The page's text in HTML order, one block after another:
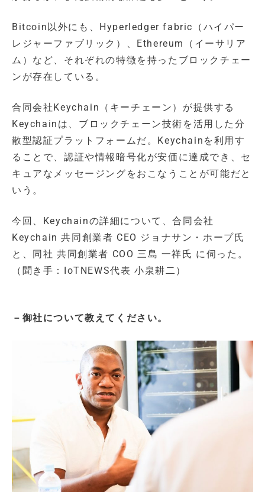
Bitcoin以外にも、Hyperledger fabric（ハイパー
レジャーファブリック）、Ethereum（イーサリア
ム）など、それぞれの特徴を持ったブロックチェー
ンが存在している。
合同会社Keychain（キーチェーン）が提供する
Keychainは、ブロックチェーン技術を活用した分
散型認証プラットフォームだ。Keychainを利用す
ることで、認証や情報暗号化が安価に達成でき、セ
キュアなメッセージングをおこなうことが可能だと
いう。
今回、Keychainの詳細について、合同会社
Keychain 共同創業者 CEO ジョナサン・ホープ氏
と、同社 共同創業者 COO 三島 一祥氏 に伺った。
（聞き手：IoTNEWS代表 小泉耕二）
－御社について教えてください。